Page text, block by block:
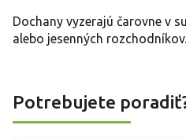
Dochany vyzerajú čarovne v
alebo jesenných rozchodníkov.
Potrebujete